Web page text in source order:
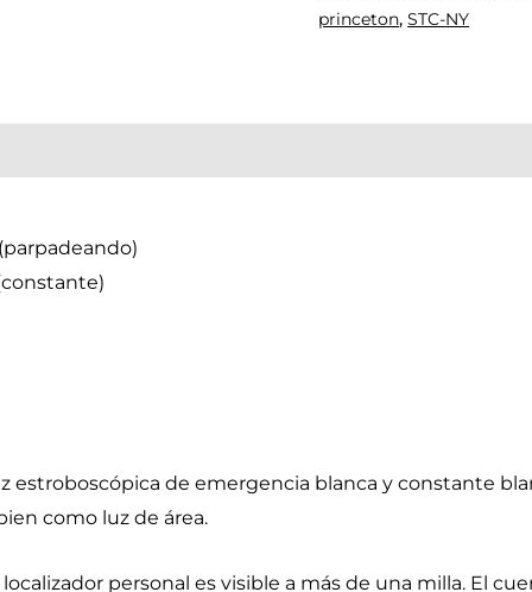
princeton,STC-NY
de emergencia blanca y constante
como luz de área.
personal es visible a más de una milla. El